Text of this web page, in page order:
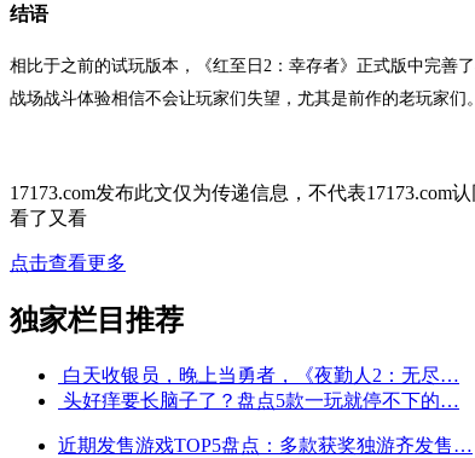
结语
相比于之前的试玩版本，《红至日2：幸存者》正式版中完善
战场战斗体验相信不会让玩家们失望，尤其是前作的老玩家们。
17173.com发布此文仅为传递信息，不代表17173.com
看了又看
点击查看更多
独家栏目推荐
白天收银员，晚上当勇者，《夜勤人2：无尽…
头好痒要长脑子了？盘点5款一玩就停不下的…
近期发售游戏TOP5盘点：多款获奖独游齐发售…